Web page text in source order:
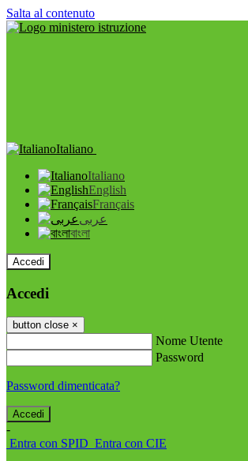
Salta al contenuto
Italiano
Italiano
English
Français
عربى
বাংলা
Accedi
Accedi
button close ×
Nome Utente
Password
Password dimenticata?
-
Entra con SPID Entra con CIE